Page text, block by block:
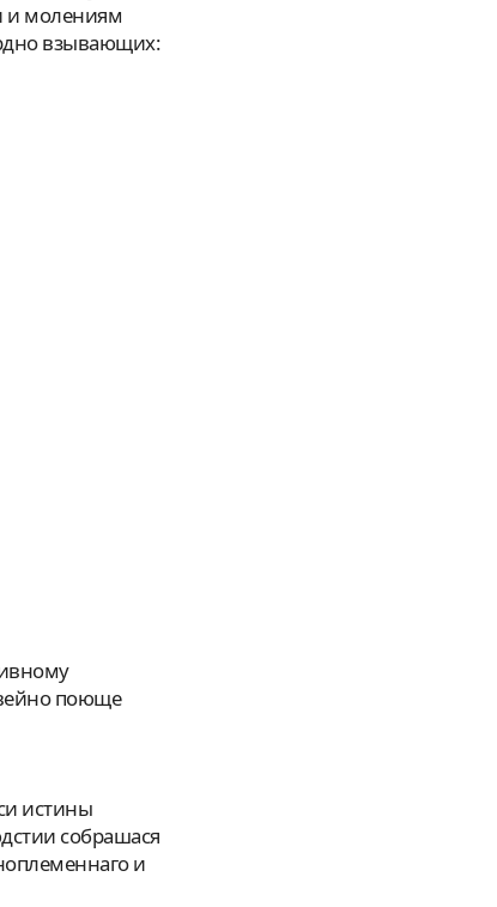
и молениям
взывающих:
поюще
собрашася
и